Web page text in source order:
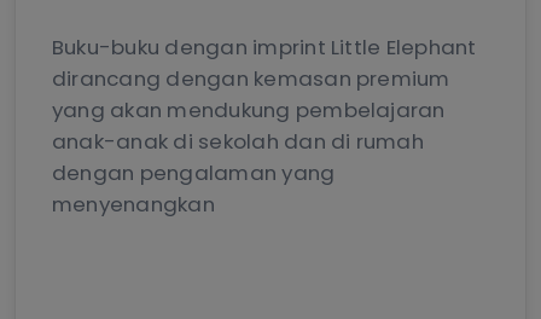
Buku-buku dengan imprint Little Elephant
dirancang dengan kemasan premium
yang akan mendukung pembelajaran
anak-anak di sekolah dan di rumah
dengan pengalaman yang
menyenangkan